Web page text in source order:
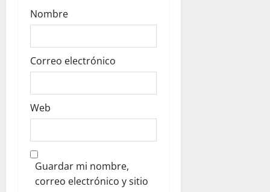
Nombre
Correo electrónico
Web
Guardar mi nombre,
correo electrónico y sitio